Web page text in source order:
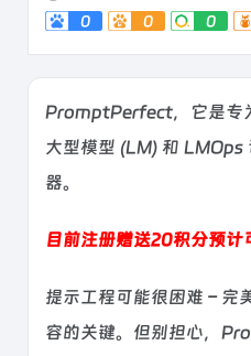
0 0 0
PromptPerfect，它是专
大型模型 (LM) 和 LMOps
器。
目前注册赠送20积分预
提示工程可能很困难 – 完
容的关键。但别担心，